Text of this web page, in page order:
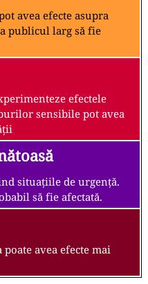
avea efecte asupra
publicul larg să fie
efectele
sensibile pot avea
situațiile de urgență.
să fie afectată.
avea efecte mai